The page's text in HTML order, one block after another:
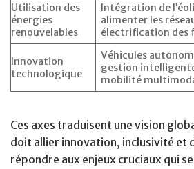
Utilisation des
énergies
renouvelables
Intégration de
alimenter les
électrification des
Innovation
technologique
Véhicules
gestion
mobilité
Ces axes traduisent une vision
doit allier innovation, inclusivité et
répondre aux enjeux cruciaux qui